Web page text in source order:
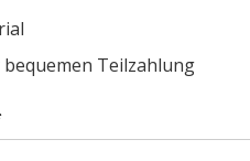
Teilzahlung